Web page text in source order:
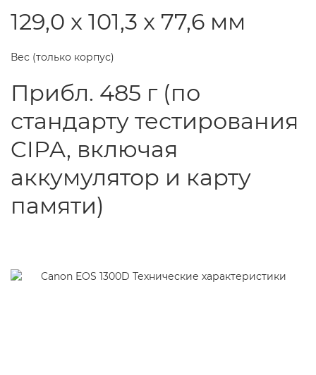
129,0 x 101,3 x 77,6 мм
Вес (только корпус)
Прибл. 485 г (по
стандарту тестирования
CIPA, включая
аккумулятор и карту
памяти)